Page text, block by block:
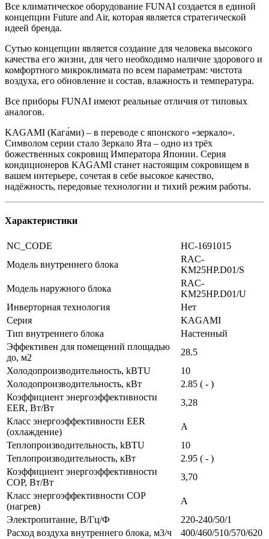
Все климатическое оборудование FUNAI создается в единой
концепции Future and Air, которая является стратегической
идеей бренда.
Сутью концепции является создание для человека высокого
качества его жизни, для чего необходимо наличие здорового и
комфортного микроклимата по всем параметрам: чистота
воздуха, его обновление и состав, влажность и температура.
Все приборы FUNAI имеют реальные отличия от типовых
аналогов.
KAGAMI (Кага́ми) – в переводе с японского «зеркало».
Символом серии стало Зеркало Ята – одно из трёх
божественных сокровищ Императора Японии. Серия
кондиционеров KAGAMI станет настоящим сокровищем в
вашем интерьере, сочетая в себе высокое качество,
надёжность, передовые технологии и тихий режим работы.
Характеристики
NC_CODE
НС-1691015
Модель внутреннего блока
RAC-
KM25HP.D01/S
Модель наружного блока
RAC-
KM25HP.D01/U
Инверторная технология
Нет
Серия
KAGAMI
Тип внутреннего блока
Настенный
Эффективен для помещений площадью
до, м2
28.5
Холодопроизводительность, kBTU
10
Холодопроизводительность, кВт
2.85 ( - )
Коэффициент энергоэффективности
EER, Вт/Вт
3,28
Класс энергоэффективности EER
(охлаждение)
A
Теплопроизводительность, kBTU
10
Теплопроизводительность, кВт
2.95 ( - )
Коэффициент энергоэффективности
COP, Вт/Вт
3,70
Класс энергоэффективности COP
(нагрев)
A
Электропитание, В/Гц/Ф
220-240/50/1
Расход воздуха внутреннего блока, м3/ч
400/460/510/570/620